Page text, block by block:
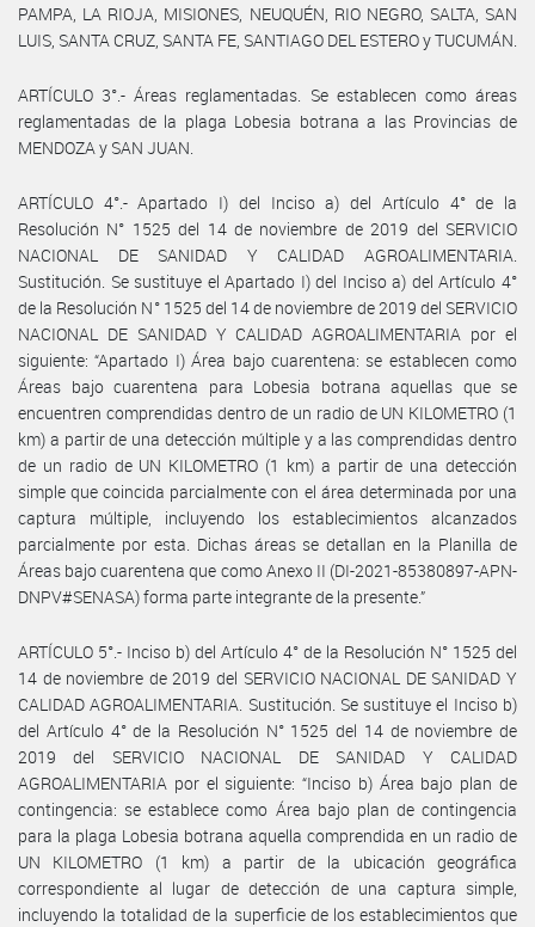
PAMPA, LA RIOJA, MISIONES, NEUQUÉN, RIO NEGRO, SALTA, SAN
LUIS, SANTA CRUZ, SANTA FE, SANTIAGO DEL ESTERO y TUCUMÁN.
ARTÍCULO 3°.- Áreas reglamentadas. Se establecen como áreas
reglamentadas de la plaga Lobesia botrana a las Provincias de
MENDOZA y SAN JUAN.
ARTÍCULO 4°.- Apartado I) del Inciso a) del Artículo 4° de la
Resolución N° 1525 del 14 de noviembre de 2019 del SERVICIO
NACIONAL DE SANIDAD Y CALIDAD AGROALIMENTARIA.
Sustitución. Se sustituye el Apartado I) del Inciso a) del Artículo 4°
de la Resolución N° 1525 del 14 de noviembre de 2019 del SERVICIO
NACIONAL DE SANIDAD Y CALIDAD AGROALIMENTARIA por el
siguiente: “Apartado I) Área bajo cuarentena: se establecen como
Áreas bajo cuarentena para Lobesia botrana aquellas que se
encuentren comprendidas dentro de un radio de UN KILOMETRO (1
km) a partir de una detección múltiple y a las comprendidas dentro
de un radio de UN KILOMETRO (1 km) a partir de una detección
simple que coincida parcialmente con el área determinada por una
captura múltiple, incluyendo los establecimientos alcanzados
parcialmente por esta. Dichas áreas se detallan en la Planilla de
Áreas bajo cuarentena que como Anexo II (DI-2021-85380897-APN-
DNPV#SENASA) forma parte integrante de la presente.”
ARTÍCULO 5°.- Inciso b) del Artículo 4° de la Resolución N° 1525 del
14 de noviembre de 2019 del SERVICIO NACIONAL DE SANIDAD Y
CALIDAD AGROALIMENTARIA. Sustitución. Se sustituye el Inciso b)
del Artículo 4° de la Resolución N° 1525 del 14 de noviembre de
2019 del SERVICIO NACIONAL DE SANIDAD Y CALIDAD
AGROALIMENTARIA por el siguiente: “Inciso b) Área bajo plan de
contingencia: se establece como Área bajo plan de contingencia
para la plaga Lobesia botrana aquella comprendida en un radio de
UN KILOMETRO (1 km) a partir de la ubicación geográfica
correspondiente al lugar de detección de una captura simple,
incluyendo la totalidad de la superficie de los establecimientos que